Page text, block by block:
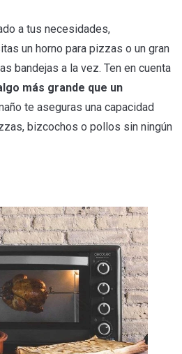
a tus necesidades,
un horno para pizzas o un gran
bandejas a la vez. Ten en cuenta
más grande que un
te aseguras una capacidad
bizcochos o pollos sin ningún